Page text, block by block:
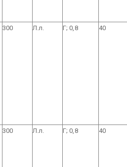
300 Л.л. Г; 0,8 40
300 Л.л. Г; 0,8 40